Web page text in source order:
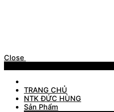
Close
TRANG CHỦ
NTK ĐỨC HÙNG
Sản Phẩm